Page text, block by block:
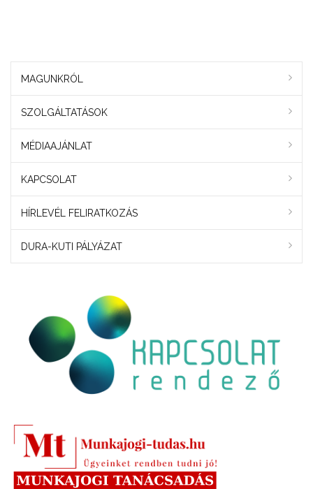
MAGUNKRÓL
SZOLGÁLTATÁSOK
MÉDIAAJÁNLAT
KAPCSOLAT
HÍRLEVÉL FELIRATKOZÁS
DURA-KUTI PÁLYÁZAT